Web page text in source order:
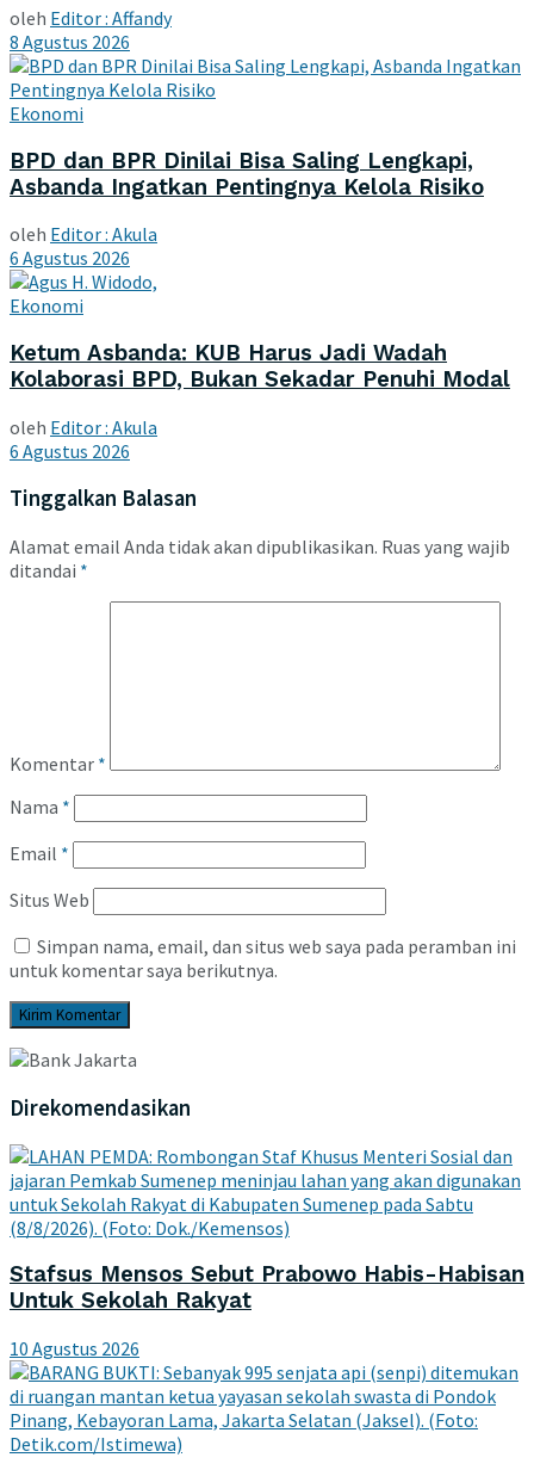
oleh Editor : Affandy
8 Agustus 2026
Ekonomi
BPD dan BPR Dinilai Bisa Saling Lengkapi,
Asbanda Ingatkan Pentingnya Kelola Risiko
oleh Editor : Akula
6 Agustus 2026
Ekonomi
Ketum Asbanda: KUB Harus Jadi Wadah
Kolaborasi BPD, Bukan Sekadar Penuhi Modal
oleh Editor : Akula
6 Agustus 2026
Tinggalkan Balasan
Alamat email Anda tidak akan dipublikasikan. Ruas yang wajib
ditandai *
Komentar *
Nama *
Email *
Situs Web
Simpan nama, email, dan situs web saya pada peramban ini
untuk komentar saya berikutnya.
Direkomendasikan
Stafsus Mensos Sebut Prabowo Habis-Habisan
Untuk Sekolah Rakyat
10 Agustus 2026